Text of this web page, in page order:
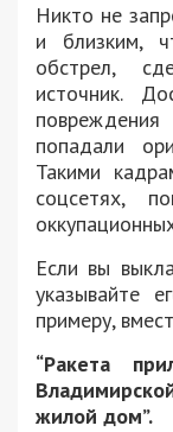
Никто не
и близким,
обстрел,
источник.
попадали
Такими
соцсетях,
Если вы
указывайте
примеру,
“Ракета
жилой дом”.